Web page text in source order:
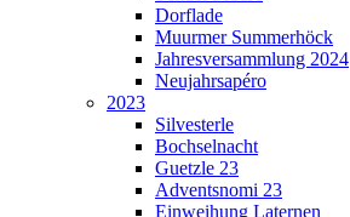
Dorflade
Muurmer Summerhöck
Jahresversammlung 2024
Neujahrsapéro
2023
Silvesterle
Bochselnacht
Guetzle 23
Adventsnomi 23
Einweihung Laternen